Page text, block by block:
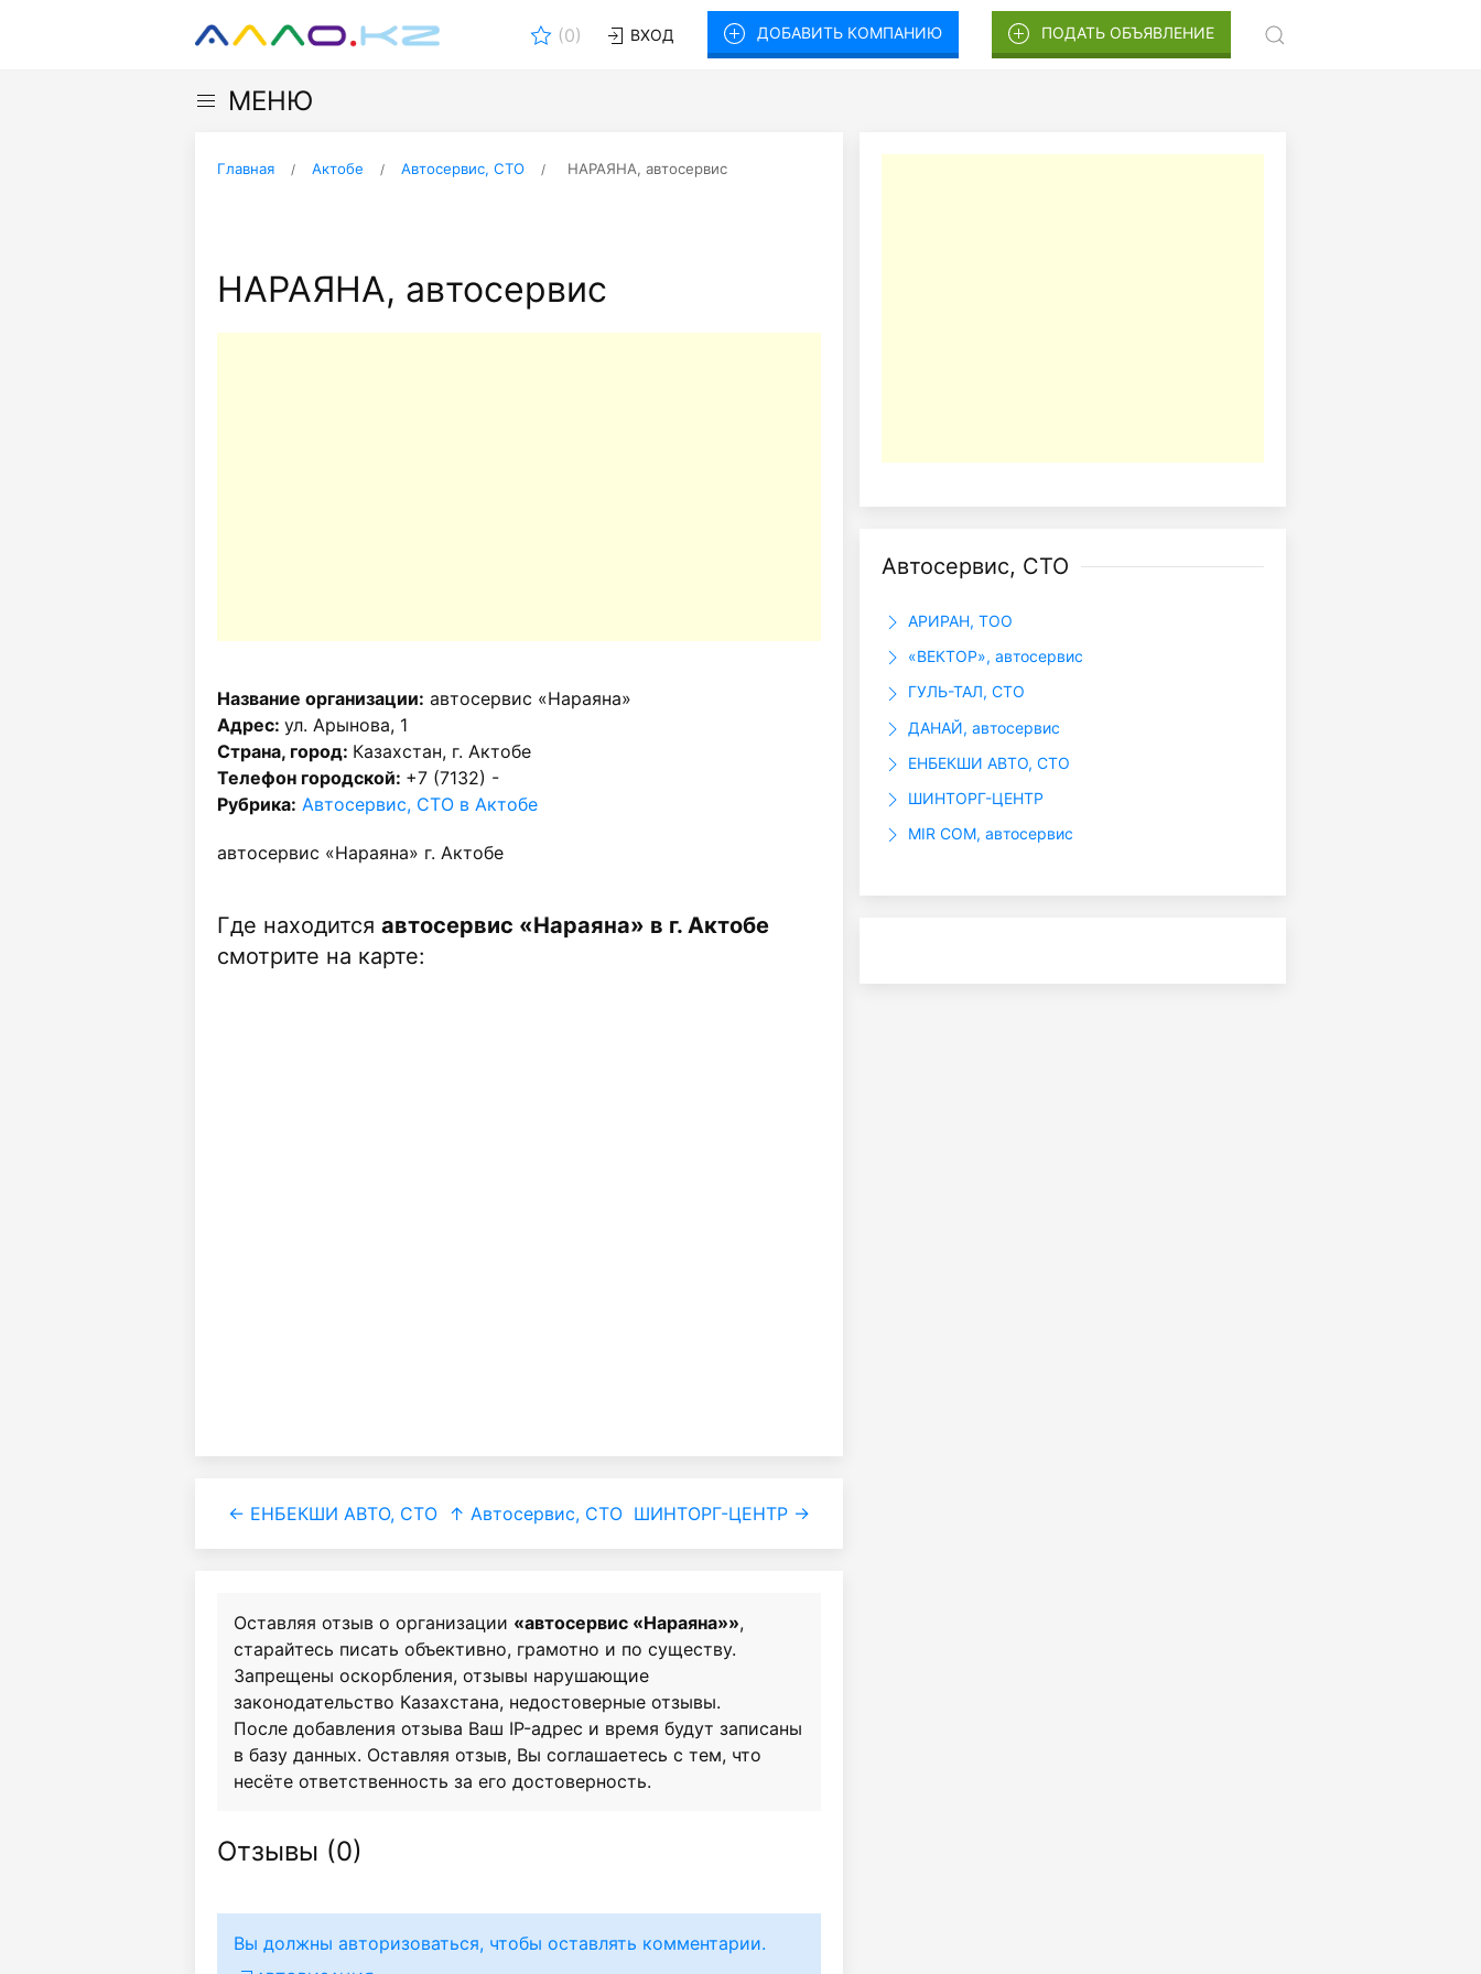
(0) ВХОД ДОБАВИТЬ КОМПАНИЮ ПОДАТЬ ОБЪЯВЛЕНИЕ
МЕНЮ
Главная Актобе Автосервис, СТО НАРАЯНА, автосервис
НАРАЯНА, автосервис
Название организации: автосервис «Нараяна»
Адрес: ул. Арынова, 1
Страна, город: Казахстан, г. Актобе
Телефон городской: +7 (7132) -
Рубрика: Автосервис, СТО в Актобе
автосервис «Нараяна» г. Актобе
Где находится автосервис «Нараяна» в г. Актобе
смотрите на карте:
← ЕНБЕКШИ АВТО, СТО ↑ Автосервис, СТО ШИНТОРГ-ЦЕНТР →
Оставляя отзыв о организации «автосервис «Нараяна»»,
старайтесь писать объективно, грамотно и по существу.
Запрещены оскорбления, отзывы нарушающие
законодательство Казахстана, недостоверные отзывы.
После добавления отзыва Ваш IP-адрес и время будут записаны
в базу данных. Оставляя отзыв, Вы соглашаетесь с тем, что
несёте ответственность за его достоверность.
Отзывы (0)
Вы должны авторизоваться, чтобы оставлять комментарии.
Автосервис, СТО
АРИРАН, ТОО
«ВЕКТОР», автосервис
ГУЛЬ-ТАЛ, СТО
ДАНАЙ, автосервис
ЕНБЕКШИ АВТО, СТО
ШИНТОРГ-ЦЕНТР
MIR COM, автосервис